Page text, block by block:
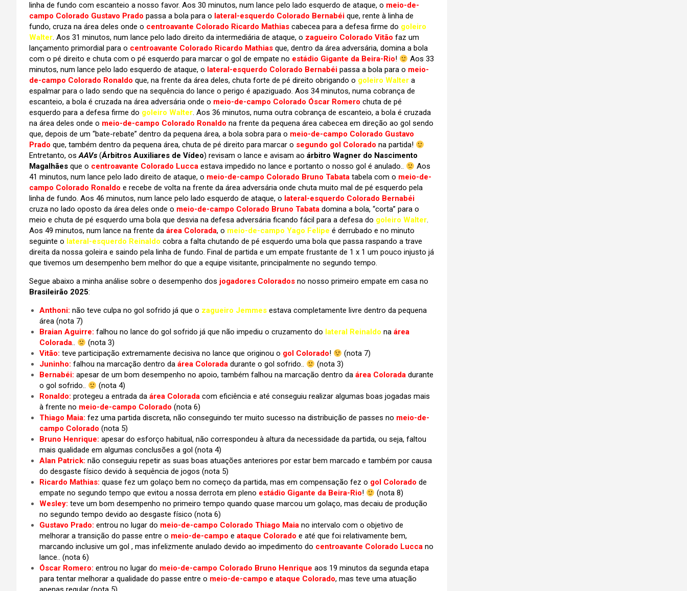
linha de fundo com escanteio a nosso favor. Aos 30 minutos, num lance pelo lado esquerdo de ataque, o meio-de-
campo Colorado Gustavo Prado passa a bola para o lateral-esquerdo Colorado Bernabéi que, rente à linha de
fundo, cruza na área deles onde o centroavante Colorado Ricardo Mathias cabecea para a defesa firme do goleiro
Walter. Aos 31 minutos, num lance pelo lado direito da intermediária de ataque, o zagueiro Colorado Vitão faz um
lançamento primordial para o centroavante Colorado Ricardo Mathias que, dentro da área adversária, domina a bola
com o pé direito e chuta com o pé esquerdo para marcar o gol de empate no estádio Gigante da Beira-Rio!
Aos 33
minutos, num lance pelo lado esquerdo de ataque, o lateral-esquerdo Colorado Bernabéi passa a bola para o meio-
de-campo Colorado Ronaldo que, na frente da área deles, chuta forte de pé direito obrigando o goleiro Walter a
espalmar para o lado sendo que na sequência do lance o perigo é apaziguado. Aos 34 minutos, numa cobrança de
escanteio, a bola é cruzada na área adversária onde o meio-de-campo Colorado Óscar Romero chuta de pé
esquerdo para a defesa firme do goleiro Walter. Aos 36 minutos, numa outra cobrança de escanteio, a bola é cruzada
na área deles onde o meio-de-campo Colorado Ronaldo na frente da pequena área cabecea em direção ao gol sendo
que, depois de um “bate-rebate” dentro da pequena área, a bola sobra para o meio-de-campo Colorado Gustavo
Prado que, também dentro da pequena área, chuta de pé direito para marcar o segundo gol Colorado na partida!
Entretanto, osAAVs (Árbitros Auxiliares de Vídeo) revisam o lance e avisam ao árbitro Wagner do Nascimento
Magalhães que o centroavante Colorado Lucca estava impedido no lance e portanto o nosso gol é anulado..
Aos
41 minutos, num lance pelo lado direito de ataque, o meio-de-campo Colorado Bruno Tabata tabela com o meio-de-
campo Colorado Ronaldo e recebe de volta na frente da área adversária onde chuta muito mal de pé esquerdo pela
linha de fundo. Aos 46 minutos, num lance pelo lado esquerdo de ataque, o lateral-esquerdo Colorado Bernabéi
cruza no lado oposto da área deles onde o meio-de-campo Colorado Bruno Tabata domina a bola, “corta” para o
meio e chuta de pé esquerdo uma bola que desvia na defesa adversária ficando fácil para a defesa do goleiro Walter.
Aos 49 minutos, num lance na frente da área Colorada, o meio-de-campo Yago Felipe é derrubado e no minuto
seguinte o lateral-esquerdo Reinaldo cobra a falta chutando de pé esquerdo uma bola que passa raspando a trave
direita da nossa goleira e saindo pela linha de fundo. Final de partida e um empate frustante de 1 x 1 um pouco injusto já
que tivemos um desempenho bem melhor do que a equipe visitante, principalmente no segundo tempo.
Segue abaixo a minha análise sobre o desempenho dos jogadores Colorados no nosso primeiro empate em casa no
Brasileirão 2025:
Anthoni: não teve culpa no gol sofrido já que o zagueiro Jemmes estava completamente livre dentro da pequena
área (nota 7)
Braian Aguirre: falhou no lance do gol sofrido já que não impediu o cruzamento do lateral Reinaldo na área
Colorada..
(nota 3)
Vitão: teve participação extremamente decisiva no lance que originou o gol Colorado!
(nota 7)
Juninho: falhou na marcação dentro da área Colorada durante o gol sofrido..
(nota 3)
Bernabéi: apesar de um bom desempenho no apoio, também falhou na marcação dentro da área Colorada durante
o gol sofrido..
(nota 4)
Ronaldo: protegeu a entrada da área Colorada com eficiência e até conseguiu realizar algumas boas jogadas mais
à frente no meio-de-campo Colorado (nota 6)
Thiago Maia: fez uma partida discreta, não conseguindo ter muito sucesso na distribuição de passes no meio-de-
campo Colorado (nota 5)
Bruno Henrique: apesar do esforço habitual, não correspondeu à altura da necessidade da partida, ou seja, faltou
mais qualidade em algumas conclusões a gol (nota 4)
Alan Patrick: não conseguiu repetir as suas boas atuações anteriores por estar bem marcado e também por causa
do desgaste físico devido à sequência de jogos (nota 5)
Ricardo Mathias: quase fez um golaço bem no começo da partida, mas em compensação fez o gol Colorado de
empate no segundo tempo que evitou a nossa derrota em pleno estádio Gigante da Beira-Rio!
(nota 8)
Wesley: teve um bom desempenho no primeiro tempo quando quase marcou um golaço, mas decaiu de produção
no segundo tempo devido ao desgaste físico (nota 6)
Gustavo Prado: entrou no lugar do meio-de-campo Colorado Thiago Maia no intervalo com o objetivo de
melhorar a transição do passe entre o meio-de-campo e ataque Colorado e até que foi relativamente bem,
marcando inclusive um gol , mas infelizmente anulado devido ao impedimento do centroavante Colorado Lucca no
lance.. (nota 6)
Óscar Romero: entrou no lugar do meio-de-campo Colorado Bruno Henrique aos 19 minutos da segunda etapa
para tentar melhorar a qualidade do passe entre o meio-de-campo e ataque Colorado, mas teve uma atuação